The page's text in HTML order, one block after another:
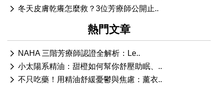
冬天皮膚乾癢怎麼救？3位芳療師公開止..
熱門文章
NAHA 三階芳療師認證全解析：Le..
小太陽系精油：甜橙如何幫你舒壓助眠、..
不只吃藥！用精油舒緩憂鬱與焦慮：薰衣..